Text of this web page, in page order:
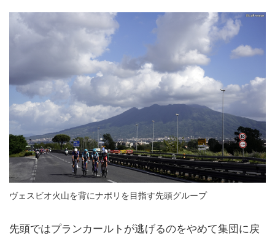
ヴェスビオ火山を背にナポリを目指す先頭グループ
先頭ではプランカールトが逃げるのをやめて集団に戻